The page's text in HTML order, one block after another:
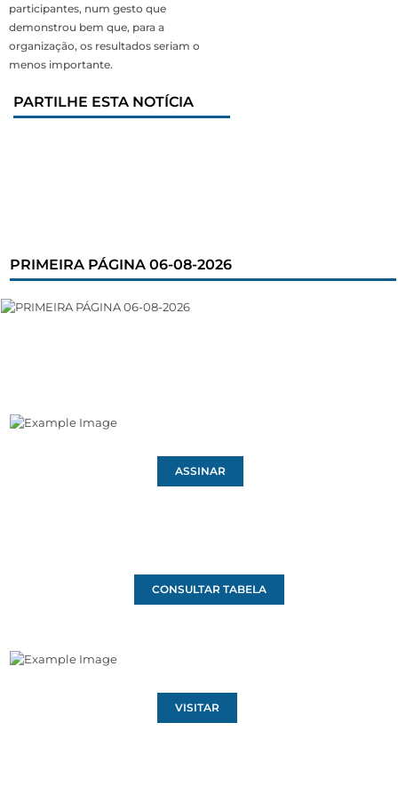
participantes, num gesto que
demonstrou bem que, para a
organização, os resultados seriam o
menos importante.
PARTILHE ESTA NOTÍCIA
PRIMEIRA PÁGINA 06-08-2026
ASSINAR
CONSULTAR TABELA
VISITAR